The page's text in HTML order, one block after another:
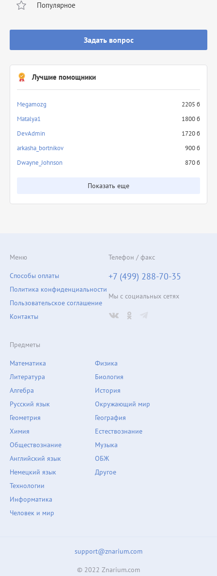
Популярное
Задать вопрос
Лучшие помощники
Megamozg
2205 б
Matalya1
1800 б
DevAdmin
1720 б
arkasha_bortnikov
900 б
Dwayne_Johnson
870 б
Показать еще
Предметы
Математика
Литература
Алгебра
Русский язык
Геометрия
Химия
Физика
Биология
История
Окружающий мир
География
Естествознание
Обществознание
Английский язык
Немецкий язык
Технологии
Информатика
Человек и мир
Музыка
ОБЖ
Другое
Меню
Способы оплаты
Политика конфиденциальности
Пользовательское соглашение
Контакты
Телефон / факс
+7 (499) 288-70-35
Мы с социальных сетях
© 2022 Znarium.com
support@znarium.com